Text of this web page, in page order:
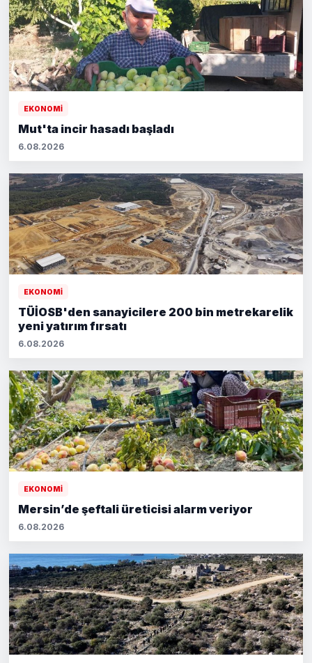
EKONOMİ
Mut'ta incir hasadı başladı
6.08.2026
EKONOMİ
TÜİOSB'den sanayicilere 200 bin metrekarelik
yeni yatırım fırsatı
6.08.2026
EKONOMİ
Mersin’de şeftali üreticisi alarm veriyor
6.08.2026